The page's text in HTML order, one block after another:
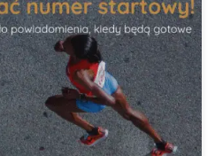
Zapisz się Nasze Socialmedia
że podczas tegorocznego
zdjęcia na trasie i mecie…
więcej